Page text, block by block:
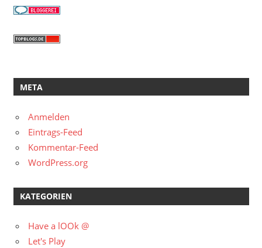
META
Anmelden
Eintrags-Feed
Kommentar-Feed
WordPress.org
KATEGORIEN
Have a lOOk @
Let's Play